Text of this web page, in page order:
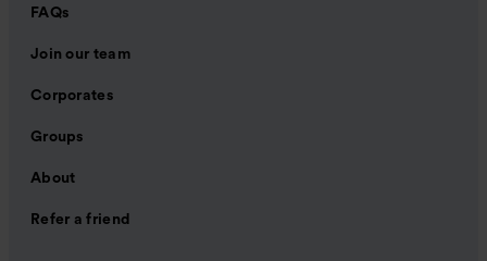
FAQs
Join our team
Corporates
Groups
About
Refer a friend